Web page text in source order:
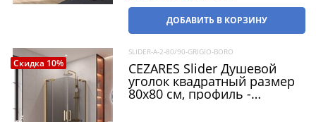
ДОБАВИТЬ В КОРЗИНУ
Скидка 10%
SLIDER-A-2-80/90-GRIGIO-BORO
CEZARES Slider Душевой
уголок квадратный размер
80x80 см, профиль -